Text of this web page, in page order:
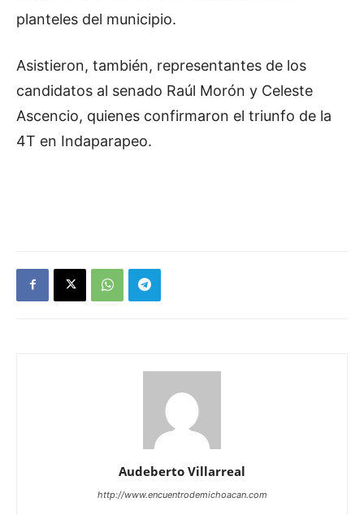
planteles del municipio.
Asistieron, también, representantes de los
candidatos al senado Raúl Morón y Celeste
Ascencio, quienes confirmaron el triunfo de la
4T en Indaparapeo.
Audeberto Villarreal
http://www.encuentrodemichoacan.com